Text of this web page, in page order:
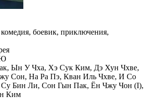
боевик, приключения,
Ын У Чха, Хэ Сук Ким, Дэ Хун Чхве,
Сон, На Ра Пэ, Кван Иль Чхве, И Со
Бин Ли, Сон Гын Пак, Ён Чжу Чон (I),
Ким